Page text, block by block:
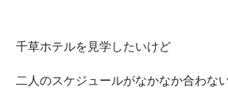
千草ホテルを見学したいけど
二人のスケジュールがなかなか合わな